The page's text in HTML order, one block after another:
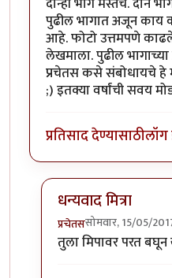
पुढील भागात अजून काय
आहे. फोटो उत्तमपणे
लेखमाला. पुढील भागाच्या
प्रचेतस कसे संबोधायचे हे
;) इतक्या वर्षांची सवय
प्रतिसाद देण्यासाठी
धन्यवाद मित्रा
प्रचेतससोमवार, 15/05/
In reply toदोन्ही
तुला मिपावर परत